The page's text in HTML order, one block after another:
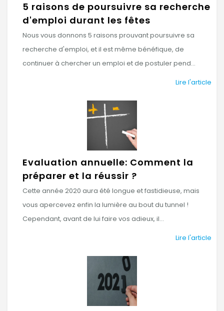
5 raisons de poursuivre sa recherche
d'emploi durant les fêtes
Nous vous donnons 5 raisons prouvant poursuivre sa
recherche d'emploi, et il est même bénéfique, de
continuer à chercher un emploi et de postuler pend...
Lire l'article
Evaluation annuelle: Comment la
préparer et la réussir ?
Cette année 2020 aura été longue et fastidieuse, mais
vous apercevez enfin la lumière au bout du tunnel !
Cependant, avant de lui faire vos adieux, il...
Lire l'article